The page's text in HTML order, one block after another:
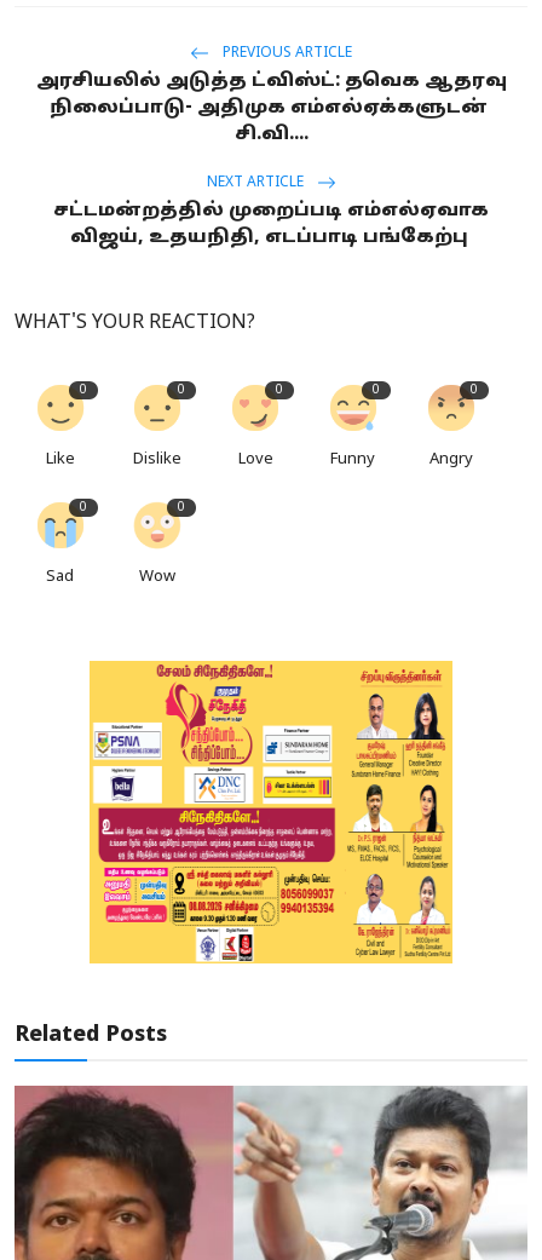
PREVIOUS ARTICLE
அரசியலில் அடுத்த ட்விஸ்ட்: தவெக ஆதரவு
நிலைப்பாடு- அதிமுக எம்எல்ஏக்களுடன்
சி.வி....
NEXT ARTICLE
சட்டமன்றத்தில் முறைப்படி எம்எல்ஏவாக
விஜய், உதயநிதி, எடப்பாடி பங்கேற்பு
WHAT'S YOUR REACTION?
0
Like
0
Dislike
0
Love
0
Funny
0
Angry
0
Sad
0
Wow
Related Posts